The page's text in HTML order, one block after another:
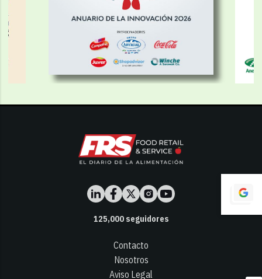
125,000seguidores
Contacto
Nosotros
Aviso Legal